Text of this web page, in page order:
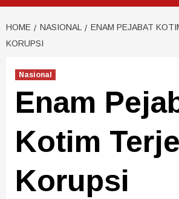
HOME NASIONAL
ENAM PEJABAT
KORUPSI
Nasional
Enam
Kotim
Korupsi